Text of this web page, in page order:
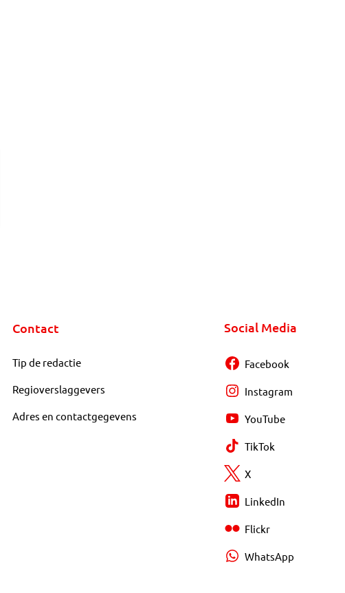
Contact
Tip de redactie
Regioverslaggevers
Adres en contactgegevens
Social Media
Facebook
Instagram
YouTube
TikTok
X
LinkedIn
Flickr
WhatsApp